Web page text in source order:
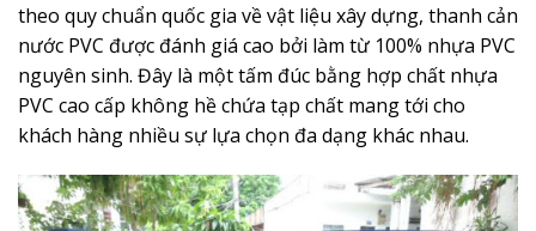
theo quy chuẩn quốc gia về vật liệu xây dựng, thanh cản
nước PVC được đánh giá cao bởi làm từ 100% nhựa PVC
nguyên sinh. Đây là một tấm đúc bằng hợp chất nhựa
PVC cao cấp không hề chứa tạp chất mang tới cho
khách hàng nhiều sự lựa chọn đa dạng khác nhau.